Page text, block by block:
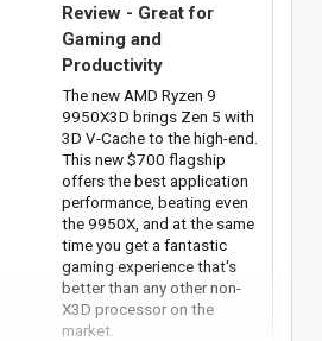
Review - Great for
Gaming and
Productivity
The new AMD Ryzen 9
9950X3D brings Zen 5 with
3D V-Cache to the high-end.
This new $700 flagship
offers the best application
performance, beating even
the 9950X, and at the same
time you get a fantastic
gaming experience that's
better than any other non-
X3D processor on the
market.